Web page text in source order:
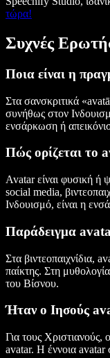
τώρα!
Συχνές
Ποια είναι η
Στα σανσκριτικά
συνήθως στον
ενσάρκωση ή
Πώς ορίζεται το
Avatar είναι φυσική ή
social media,
Ινδουισμό, είναι η
Παράδειγμα
Στα βιντεοπαιχνίδια,
παίκτης. Στη
του Βίσνου.
Ήταν ο Ιησούς
Για τους Χριστιανούς,
avatar. Η έννοια avatar